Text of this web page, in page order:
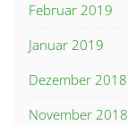
Februar 2019
Januar 2019
Dezember 2018
November 2018